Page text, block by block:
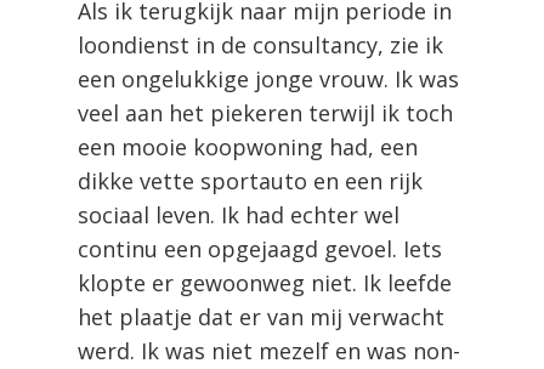
Als ik terugkijk naar mijn periode in
loondienst in de consultancy, zie ik
een ongelukkige jonge vrouw. Ik was
veel aan het piekeren terwijl ik toch
een mooie koopwoning had, een
dikke vette sportauto en een rijk
sociaal leven. Ik had echter wel
continu een opgejaagd gevoel. Iets
klopte er gewoonweg niet. Ik leefde
het plaatje dat er van mij verwacht
werd. Ik was niet mezelf en was non-